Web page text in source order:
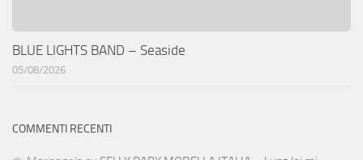
BLUE LIGHTS BAND – Seaside
05/08/2026
COMMENTI RECENTI